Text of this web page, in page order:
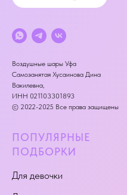
Воздушные шары Уфа
Самозанятая Хусаинова Дина
Вакилевна,
ИНН 021103301893
© 2022-2025 Все права защищены
ПОПУЛЯРНЫЕ
ПОДБОРКИ
Для девочки